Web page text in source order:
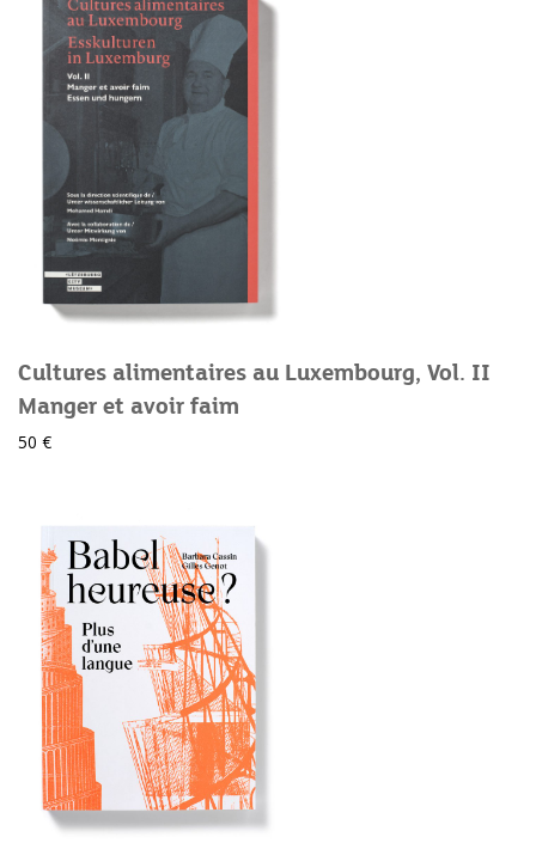
Cultures alimentaires au Luxembourg, Vol. II
Manger et avoir faim
50 €